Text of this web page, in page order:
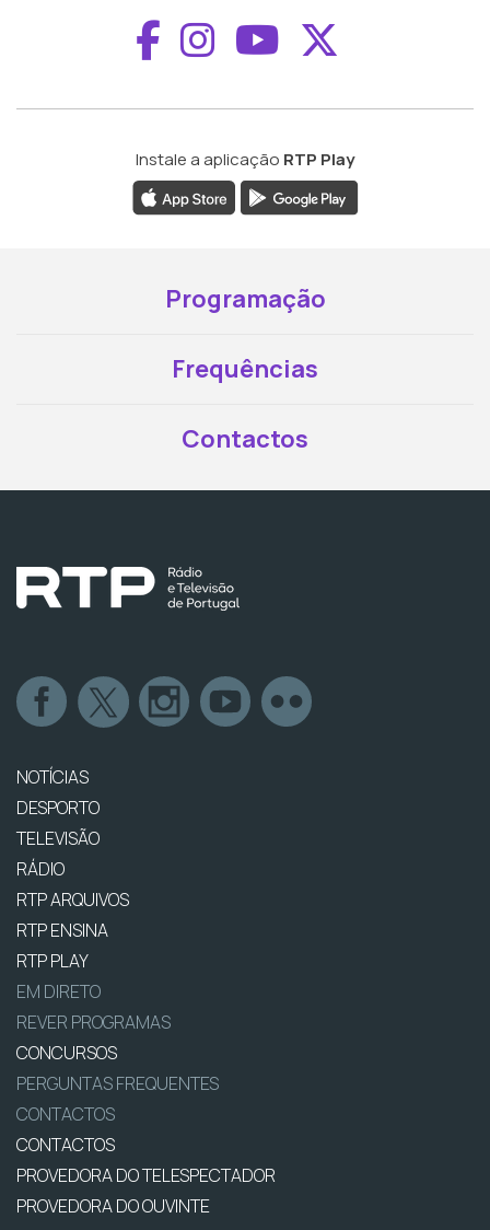
Aceder ao
Aceder ao
Aceder ao
Instale a aplicação RTP Play
Programação
Frequências
Contactos
NOTÍCIAS
DESPORTO
TELEVISÃO
RÁDIO
RTP ARQUIVOS
RTP ENSINA
RTP PLAY
EM DIRETO
REVER PROGRAMAS
CONCURSOS
PERGUNTAS FREQUENTES
CONTACTOS
CONTACTOS
PROVEDORA DO TELESPECTADOR
PROVEDORA DO OUVINTE